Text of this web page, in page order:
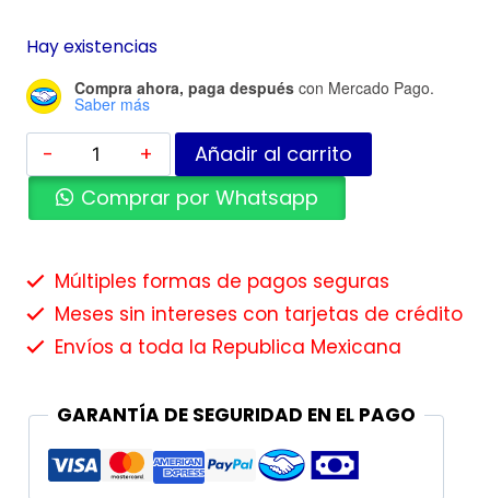
Hay existencias
Compra ahora, paga después con Mercado Pago.
Saber más
Añadir al carrito
Comprar por Whatsapp
Múltiples formas de pagos seguras
Meses sin intereses con tarjetas de crédito
Envíos a toda la Republica Mexicana
GARANTÍA DE SEGURIDAD EN EL PAGO